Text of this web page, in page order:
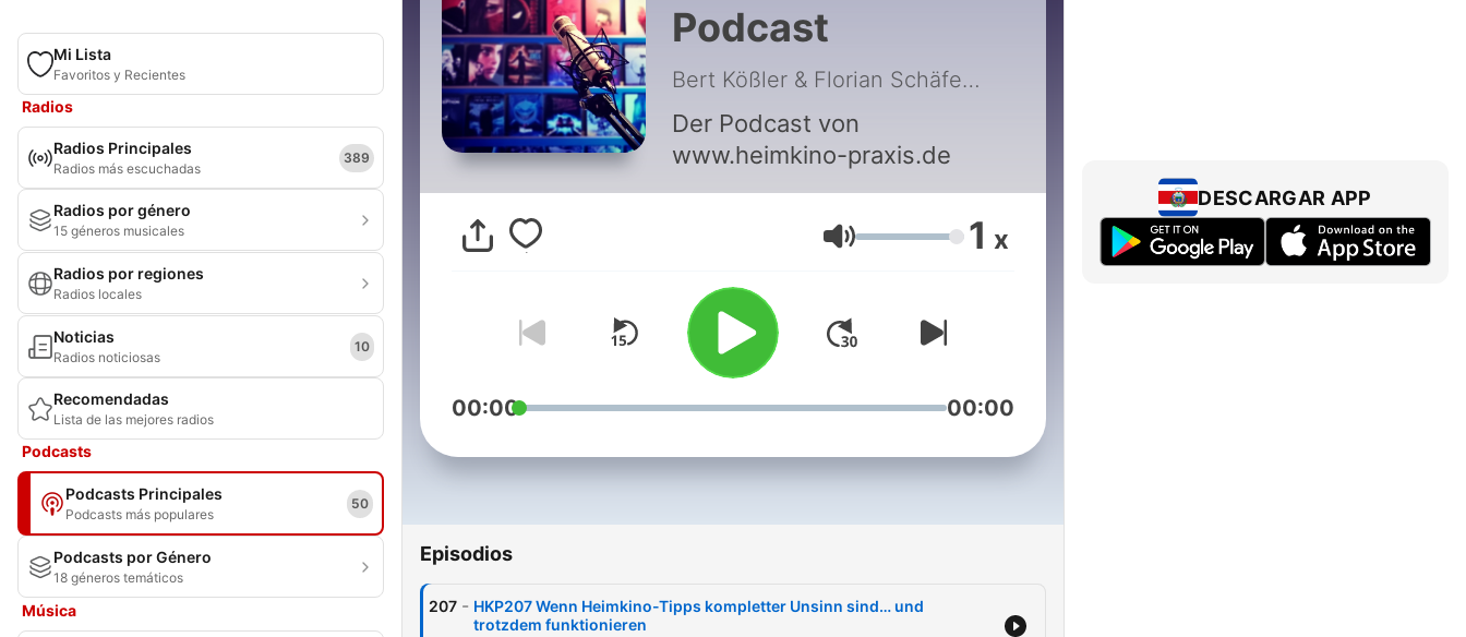
Mi Lista
Favoritos y Recientes
Radios
Radios Principales
Radios más escuchadas
389
Radios por género
15 géneros musicales
Radios por regiones
Radios locales
Noticias
Radios noticiosas
10
Recomendadas
Lista de las mejores radios
Podcasts
Podcasts Principales
Podcasts más populares
50
Podcasts por Género
18 géneros temáticos
Música
Podcast
Bert Kößler & Florian Schäfer
Der Podcast von
www.heimkino-praxis.de
Volumen 1 x
00:00 00:00
Episodios
207 - HKP207 Wenn Heimkino-Tipps kompletter Unsinn sind… und
trotzdem funktionieren
DESCARGAR APP